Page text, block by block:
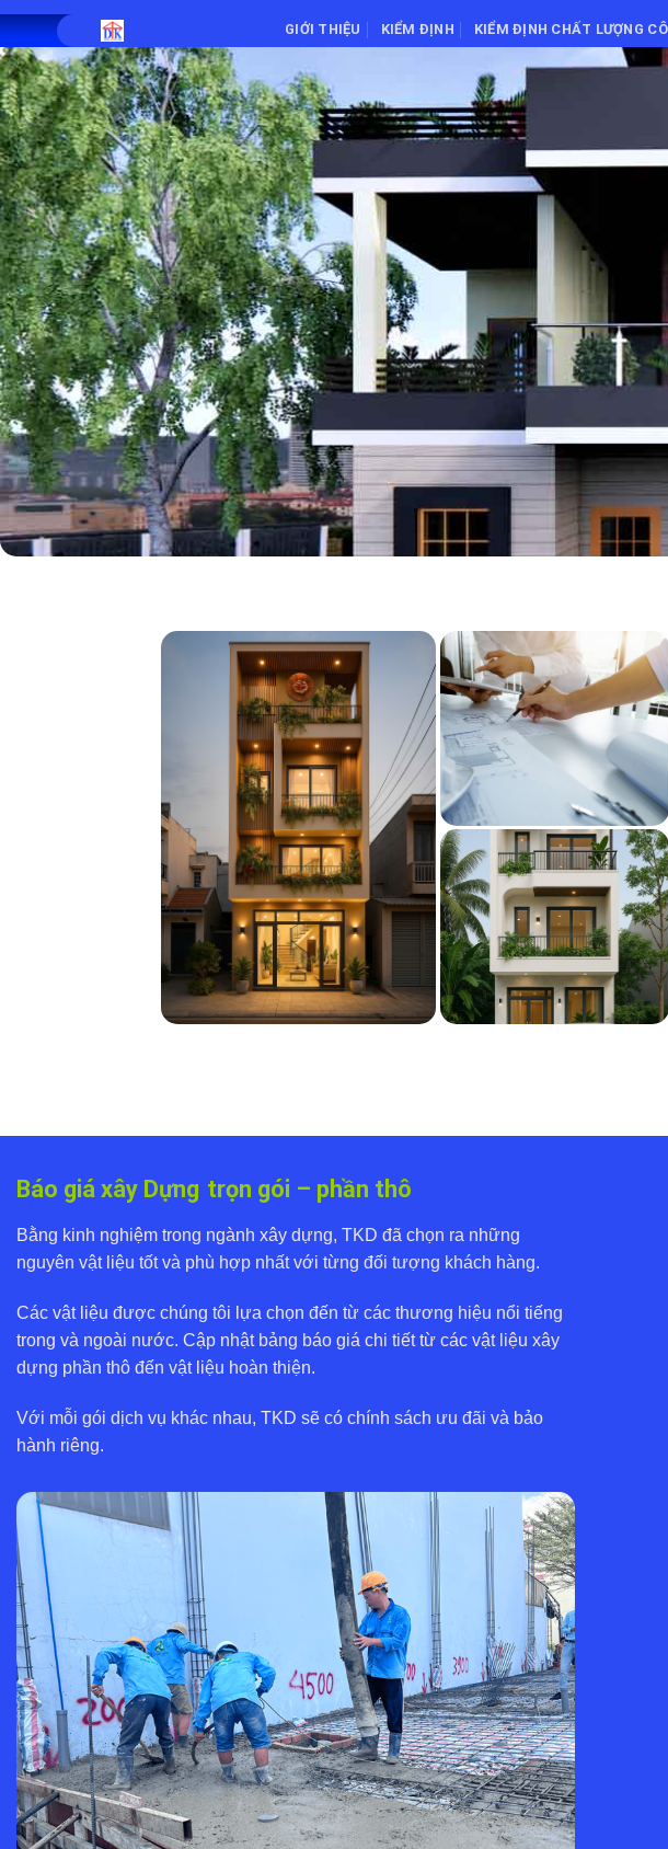
Skip
to
content
GIỚI THIỆU KIỂM ĐỊNH KIỂM ĐỊNH CHẤT LƯỢNG
[/ux_text] [/col] [/row]
Báo giá xây Dựng trọn gói – phần thô
Bằng kinh nghiệm trong ngành xây dựng, TKD đã chọn ra những
nguyên vật liệu tốt và phù hợp nhất với từng đối tượng khách hàng.
Các vật liệu được chúng tôi lựa chọn đến từ các thương hiệu nổi tiếng
trong và ngoài nước. Cập nhật bảng báo giá chi tiết từ các vật liệu xây
dựng phần thô đến vật liệu hoàn thiện.
Với mỗi gói dịch vụ khác nhau, TKD sẽ có chính sách ưu đãi và bảo
hành riêng.